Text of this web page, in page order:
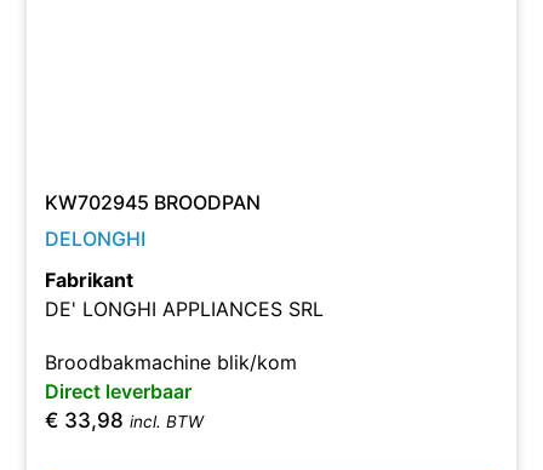
KW702945 BROODPAN
DELONGHI
Fabrikant
DE' LONGHI APPLIANCES SRL
Broodbakmachine blik/kom
Direct leverbaar
€ 33,98 incl. BTW